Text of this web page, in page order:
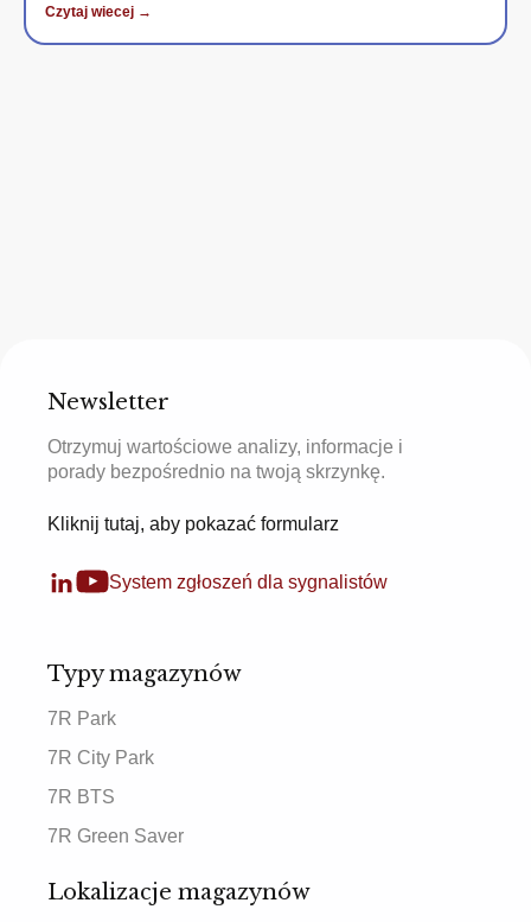
Czytaj wiecej →
Newsletter
Otrzymuj wartościowe analizy, informacje i
porady bezpośrednio na twoją skrzynkę.
Kliknij tutaj, aby pokazać formularz
System zgłoszeń dla sygnalistów
Typy magazynów
7R Park
7R City Park
7R BTS
7R Green Saver
Lokalizacje magazynów